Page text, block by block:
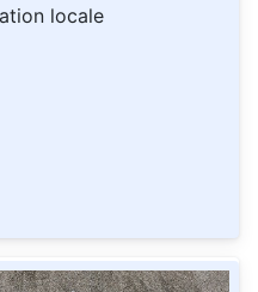
locale